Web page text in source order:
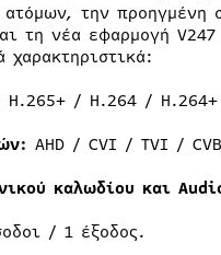
ατόμων, την
τη νέα εφαρμογή
χαρακτηριστικά:
/ H.264 / H.264+
AHD / CVI / TVI /
καλωδίου και
/ 1 έξοδος.